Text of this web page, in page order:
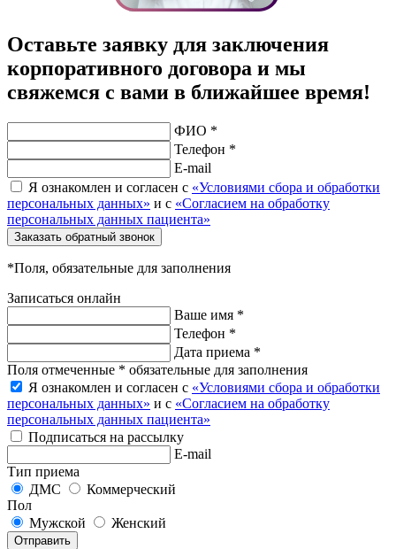
Оставьте заявку для заключения
корпоративного договора и мы
свяжемся с вами в ближайшее время!
ФИО *
Телефон *
E-mail
Я ознакомлен и согласен с «Условиями сбора и обработки
персональных данных» и с «Согласием на обработку
персональных данных пациента»
Заказать обратный звонок
*Поля, обязательные для заполнения
Записаться онлайн
Ваше имя *
Телефон *
Дата приема *
Поля отмеченные * обязательные для заполнения
Я ознакомлен и согласен с «Условиями сбора и обработки
персональных данных» и с «Согласием на обработку
персональных данных пациента»
Подписаться на рассылку
E-mail
Тип приема
ДМС
Коммерческий
Пол
Мужской
Женский
Отправить